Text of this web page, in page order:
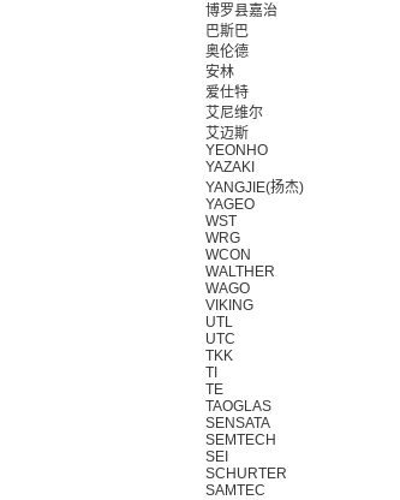
博罗县嘉治
巴斯巴
奥伦德
安林
爱仕特
艾尼维尔
艾迈斯
YEONHO
YAZAKI
YANGJIE(扬杰)
YAGEO
WST
WRG
WCON
WALTHER
WAGO
VIKING
UTL
UTC
TKK
TI
TE
TAOGLAS
SENSATA
SEMTECH
SEI
SCHURTER
SAMTEC